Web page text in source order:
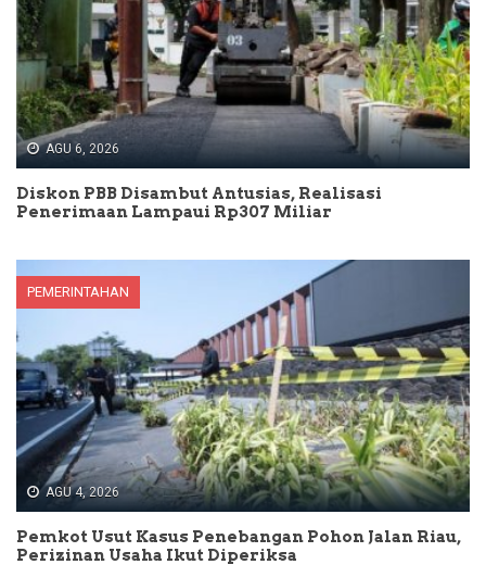
AGU 6, 2026
Diskon PBB Disambut Antusias, Realisasi
Penerimaan Lampaui Rp307 Miliar
PEMERINTAHAN
AGU 4, 2026
Pemkot Usut Kasus Penebangan Pohon Jalan Riau,
Perizinan Usaha Ikut Diperiksa